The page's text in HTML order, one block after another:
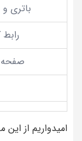
باتری
امیدواریم از این